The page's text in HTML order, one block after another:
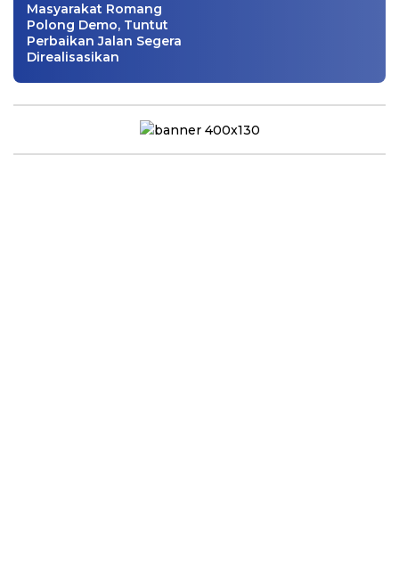
Masyarakat Romang
Polong Demo, Tuntut
Perbaikan Jalan Segera
Direalisasikan